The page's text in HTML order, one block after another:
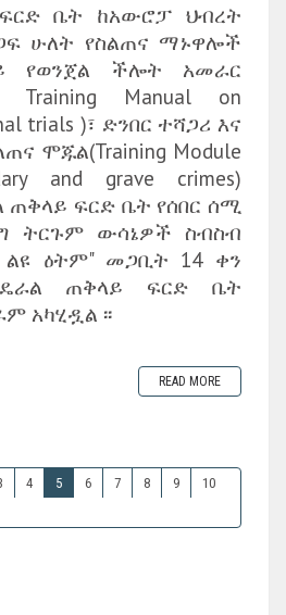
ቤት ከአውሮፓ ህብረት
ሁለት የስልጠና ማኑዋሎች
የወንጀል ችሎት አመራር
Manual on
trials )፣ ድንበር ተሻጋሪ እና
ሞጁል(Training Module
and grave crimes)
ፍርድ ቤት የሰበር ሰሚ
ትርጉም ውሳኔዎች ስብስብ
ዕትም" መጋቢት 14 ቀን
ጠቅላይ ፍርድ ቤት
አካሂዷል ፡፡
READ MORE
4 5 6 7 8 9
10